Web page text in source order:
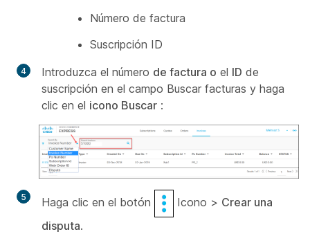
Número de factura
Suscripción ID
Introduzca el número de factura o el ID de
suscripción en el campo Buscar facturas y haga
clic en el icono Buscar :
Haga clic en el botón Icono > Crear una
disputa.